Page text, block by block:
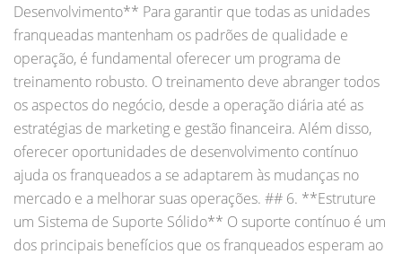
Desenvolvimento** Para garantir que todas as unidades
franqueadas mantenham os padrões de qualidade e
operação, é fundamental oferecer um programa de
treinamento robusto. O treinamento deve abranger todos
os aspectos do negócio, desde a operação diária até as
estratégias de marketing e gestão financeira. Além disso,
oferecer oportunidades de desenvolvimento contínuo
ajuda os franqueados a se adaptarem às mudanças no
mercado e a melhorar suas operações. ## 6. **Estruture
um Sistema de Suporte Sólido** O suporte contínuo é um
dos principais benefícios que os franqueados esperam ao